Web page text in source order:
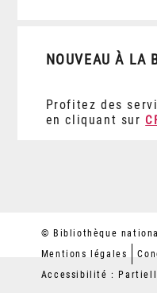
NOUVEAU À LA
Profitez des
en cliquant sur
© Bibliothèque
Mentions légales
Accessibilité :